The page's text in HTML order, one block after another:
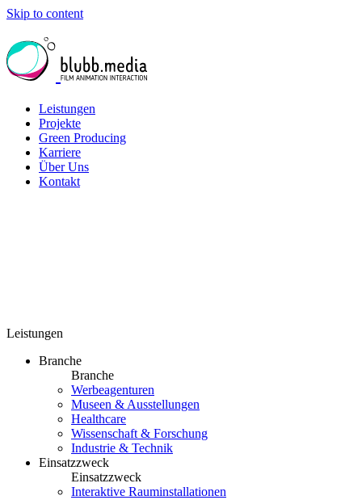
Skip to content
Leistungen
Projekte
Green Producing
Karriere
Über Uns
Kontakt
Leistungen
Branche
Branche
Werbeagenturen
Museen & Ausstellungen
Healthcare
Wissenschaft & Forschung
Industrie & Technik
Einsatzzweck
Einsatzzweck
Interaktive Rauminstallationen